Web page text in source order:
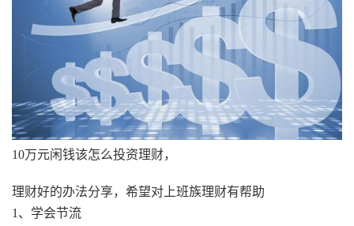
10万元闲钱该怎么投资理财，
理财好的办法分享，希望对上班族理财有帮助
1、学会节流